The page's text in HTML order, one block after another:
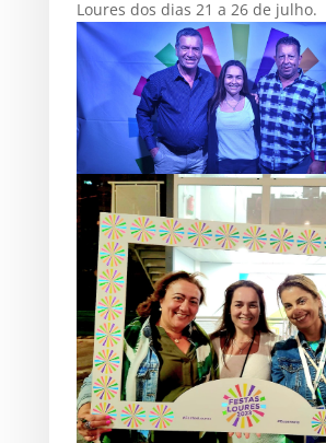
Loures dos dias 21 a 26 de julho.